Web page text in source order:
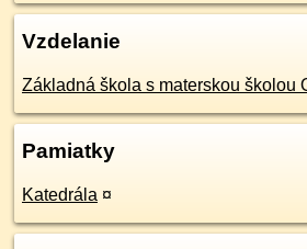
Vzdelanie
Základná škola s materskou školou
Pamiatky
Katedrála ¤